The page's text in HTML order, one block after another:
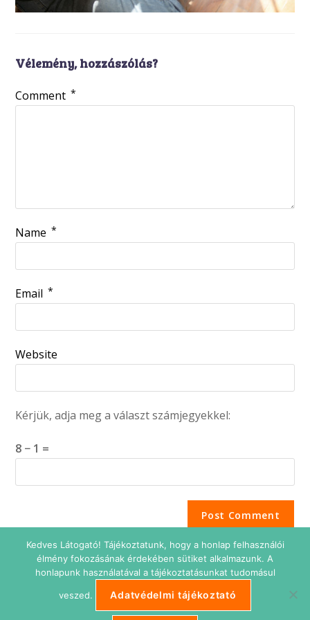
Vélemény, hozzászólás?
Comment *
Name *
Email *
Website
Kérjük, adja meg a választ számjegyekkel:
8 − 1 =
Adatkezelési tájékoztató Impresszum
Süti beállítások
Kedves Látogató! Tájékoztatunk, hogy a honlap felhasználói
élmény fokozásának érdekében sütiket alkalmazunk. A
honlapunk használatával a tájékoztatásunkat tudomásul
veszed. Adatvédelmi tájékoztató